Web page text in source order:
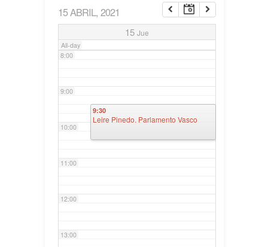
15 ABRIL, 2021
15 Jue
All-day
7:00
8:00
9:00
10:00
11:00
12:00
13:00
9:30
Leire Pinedo. Parlamento Vasco